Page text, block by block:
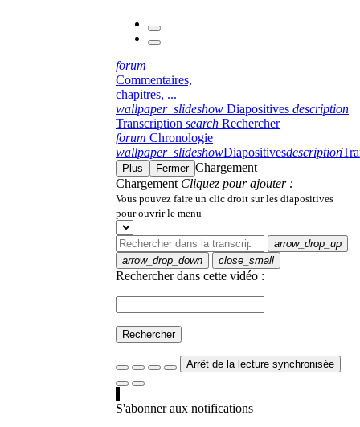
forum
Commentaires,
chapitres, ...
wallpaper_slideshow Diapositives description
Transcription search Rechercher
forum Chronologie
wallpaper_slideshowDiapositivesdescription
Plus Fermer Chargement
Chargement Cliquez pour ajouter :
Vous pouvez faire un clic droit sur les diapositives
pour ouvrir le menu
arrow_drop_up
arrow_drop_down
close_small
Rechercher dans cette vidéo :
Rechercher
Arrêt de la lecture synchronisée
S'abonner aux notifications